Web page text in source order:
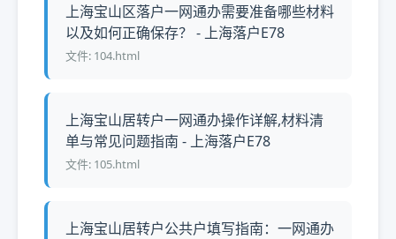
上海宝山区落户一网通办需要准备哪些材料
以及如何正确保存？ - 上海落户E78
文件: 104.html
上海宝山居转户一网通办操作详解,材料清
单与常见问题指南 - 上海落户E78
文件: 105.html
上海宝山居转户公共户填写指南：一网通办